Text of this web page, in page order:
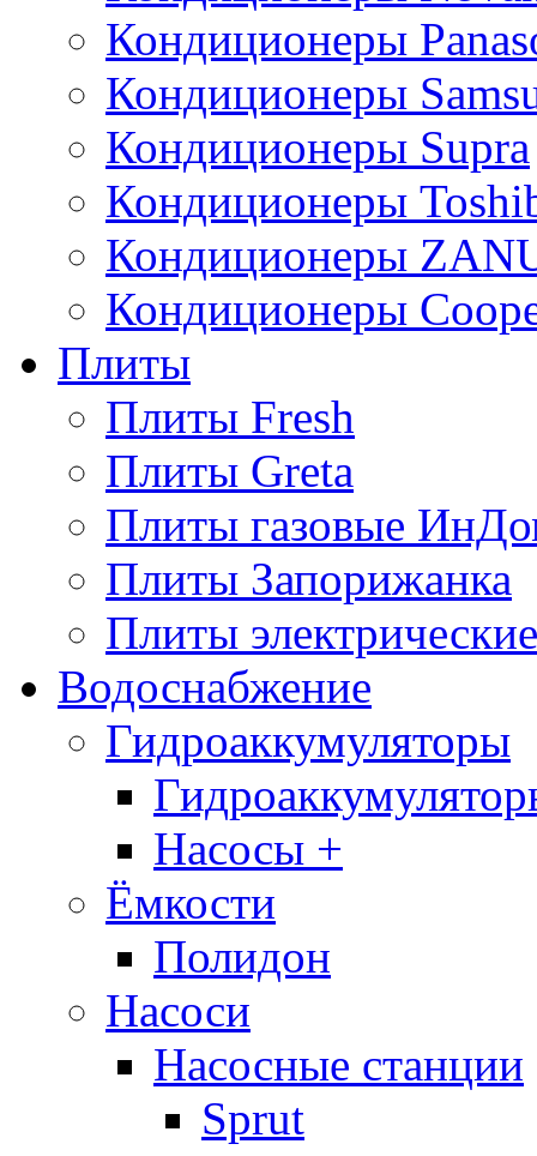
Кондиционеры
Кондиционеры
Кондиционеры Supra
Кондиционеры
Кондиционеры
Кондиционеры
Плиты
Плиты Fresh
Плиты Greta
Плиты газовые
Плиты Запорижанка
Плиты
Водоснабжение
Гидроаккумуляторы
Насосы +
Ёмкости
Полидон
Насоси
Насосные станции
Sprut